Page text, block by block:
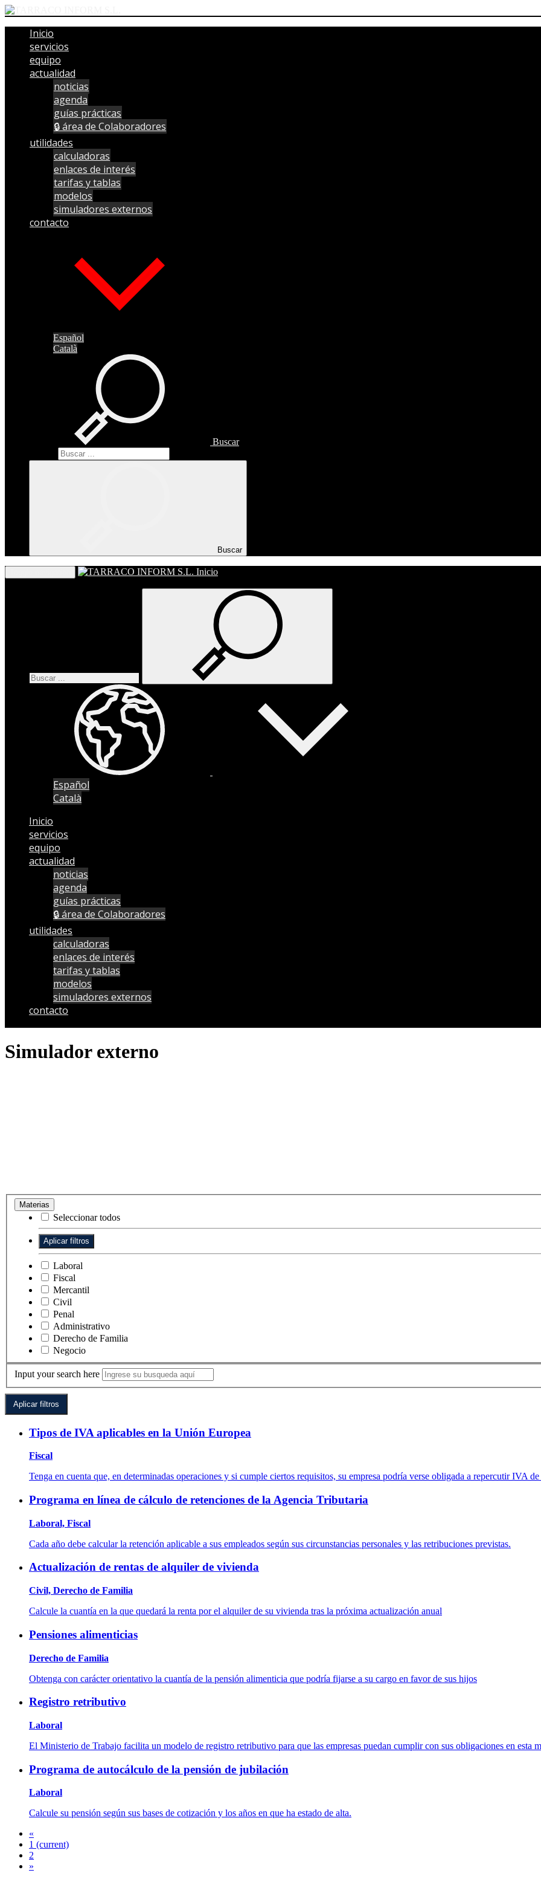
Inicio
servicios
equipo
actualidad
noticias
agenda
guías prácticas
🔒 área de Colaboradores
utilidades
calculadoras
enlaces de interés
tarifas y tablas
modelos
simuladores externos
contacto
Español
Català
Buscar
Buscar
Inicio
Español
Català
Inicio
servicios
equipo
actualidad
noticias
agenda
guías prácticas
🔒 área de Colaboradores
utilidades
calculadoras
enlaces de interés
tarifas y tablas
modelos
simuladores externos
contacto
Simulador externo
Materias
Seleccionar todos
Laboral
Fiscal
Mercantil
Civil
Penal
Administrativo
Derecho de Familia
Negocio
Input your search here
Tipos de IVA aplicables en la Unión Europea
Fiscal
Tenga en cuenta que, en determinadas operaciones y si cumple ciertos requisitos, su empresa podría verse obligada a repercutir IVA
Programa en línea de cálculo de retenciones de la Agencia Tributaria
Laboral, Fiscal
Cada año debe calcular la retención aplicable a sus empleados según sus circunstancias personales y las retribuciones previstas.
Actualización de rentas de alquiler de vivienda
Civil, Derecho de Familia
Calcule la cuantía en la que quedará la renta por el alquiler de su vivienda tras la próxima actualización anual
Pensiones alimenticias
Derecho de Familia
Obtenga con carácter orientativo la cuantía de la pensión alimenticia que podría fijarse a su cargo en favor de sus hijos
Registro retributivo
Laboral
El Ministerio de Trabajo facilita un modelo de registro retributivo para que las empresas puedan cumplir con sus obligaciones en esta
Programa de autocálculo de la pensión de jubilación
Laboral
Calcule su pensión según sus bases de cotización y los años en que ha estado de alta.
«
1 (current)
2
»